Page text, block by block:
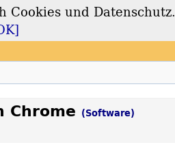
(Software)
und Datenschutz.